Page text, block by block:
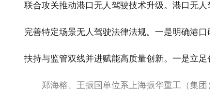
联合攻关推动港口无人驾驶技术升级。港口无人
完善特定场景无人驾驶法律法规。一是明确港口
扶持与监管双线并进赋能高质量创新。一是立足
郑海榕、王振国单位系上海振华重工（集团